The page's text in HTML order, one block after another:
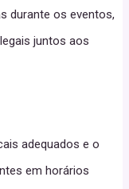
durante os eventos,
juntos aos
adequados e o
em horários